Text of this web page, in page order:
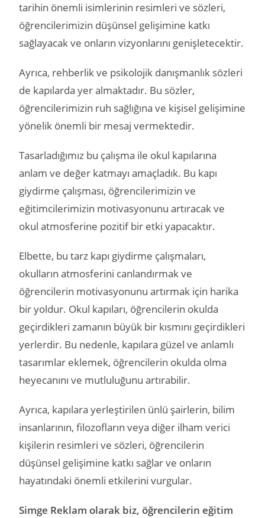
tarihin önemli isimlerinin resimleri ve sözleri,
öğrencilerimizin düşünsel gelişimine katkı
sağlayacak ve onların vizyonlarını genişletecektir.
Ayrıca, rehberlik ve psikolojik danışmanlık sözleri
de kapılarda yer almaktadır. Bu sözler,
öğrencilerimizin ruh sağlığına ve kişisel gelişimine
yönelik önemli bir mesaj vermektedir.
Tasarladığımız bu çalışma ile okul kapılarına
anlam ve değer katmayı amaçladık. Bu kapı
giydirme çalışması, öğrencilerimizin ve
eğitimcilerimizin motivasyonunu artıracak ve
okul atmosferine pozitif bir etki yapacaktır.
Elbette, bu tarz kapı giydirme çalışmaları,
okulların atmosferini canlandırmak ve
öğrencilerin motivasyonunu artırmak için harika
bir yoldur. Okul kapıları, öğrencilerin okulda
geçirdikleri zamanın büyük bir kısmını geçirdikleri
yerlerdir. Bu nedenle, kapılara güzel ve anlamlı
tasarımlar eklemek, öğrencilerin okulda olma
heyecanını ve mutluluğunu artırabilir.
Ayrıca, kapılara yerleştirilen ünlü şairlerin, bilim
insanlarının, filozofların veya diğer ilham verici
kişilerin resimleri ve sözleri, öğrencilerin
düşünsel gelişimine katkı sağlar ve onların
hayatındaki önemli etkilerini vurgular.
Simge Reklam olarak biz, öğrencilerin eğitim